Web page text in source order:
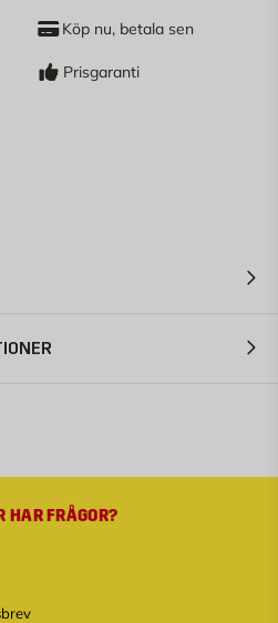
Köp nu, betala sen
Prisgaranti
HAR FRÅGOR?